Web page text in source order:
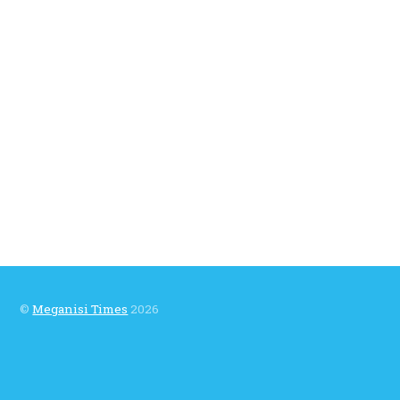
©Meganisi Times 2026